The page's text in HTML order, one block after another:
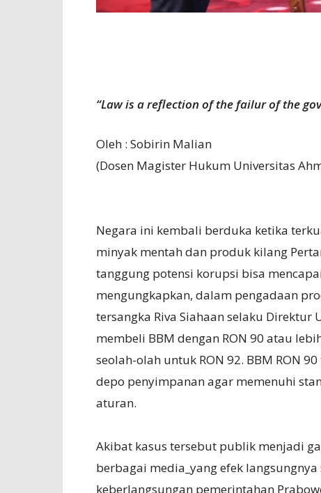
“Law is a reflection of the failur of the
Oleh : Sobirin Malian
(Dosen Magister Hukum Universitas
Negara ini kembali berduka ketika
minyak mentah dan produk kilang
tanggung potensi korupsi bisa
mengungkapkan, dalam pengadaan
tersangka Riva Siahaan selaku
membeli BBM dengan RON 90 atau
seolah-olah untuk RON 92. BBM RON
depo penyimpanan agar memenuhi
aturan.
Akibat kasus tersebut publik menjadi
berbagai media_yang efek
keberlangsungan pemerintahan